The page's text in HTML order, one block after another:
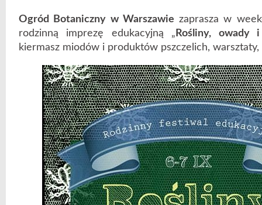
Ogród Botaniczny w Warszawie zaprasza w
rodzinną imprezę edukacyjną „ Rośliny, owady
kiermasz miodów i produktów pszczelich,